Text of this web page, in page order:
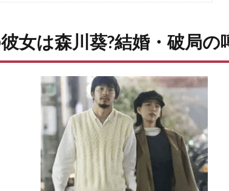
女は森川葵?結婚・破局の